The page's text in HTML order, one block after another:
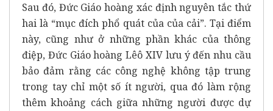
Sau đó, Đức Giáo hoàng xác định nguyên tắc thứ
hai là “mục đích phổ quát của của cải”. Tại điểm
này, cũng như ở những phần khác của thông
điệp, Đức Giáo hoàng Lêô XIV lưu ý đến nhu cầu
bảo đảm rằng các công nghệ không tập trung
trong tay chỉ một số ít người, qua đó làm rộng
thêm khoảng cách giữa những người được dự